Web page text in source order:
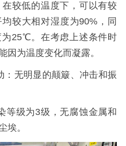
较低的温度下，可以有较
较大相对湿度为90%，同
25℃。在考虑上述条件时
因为温度变化而凝露。
：无明显的颠簸、冲击和振
等级为3级，无腐蚀金属和
埃。